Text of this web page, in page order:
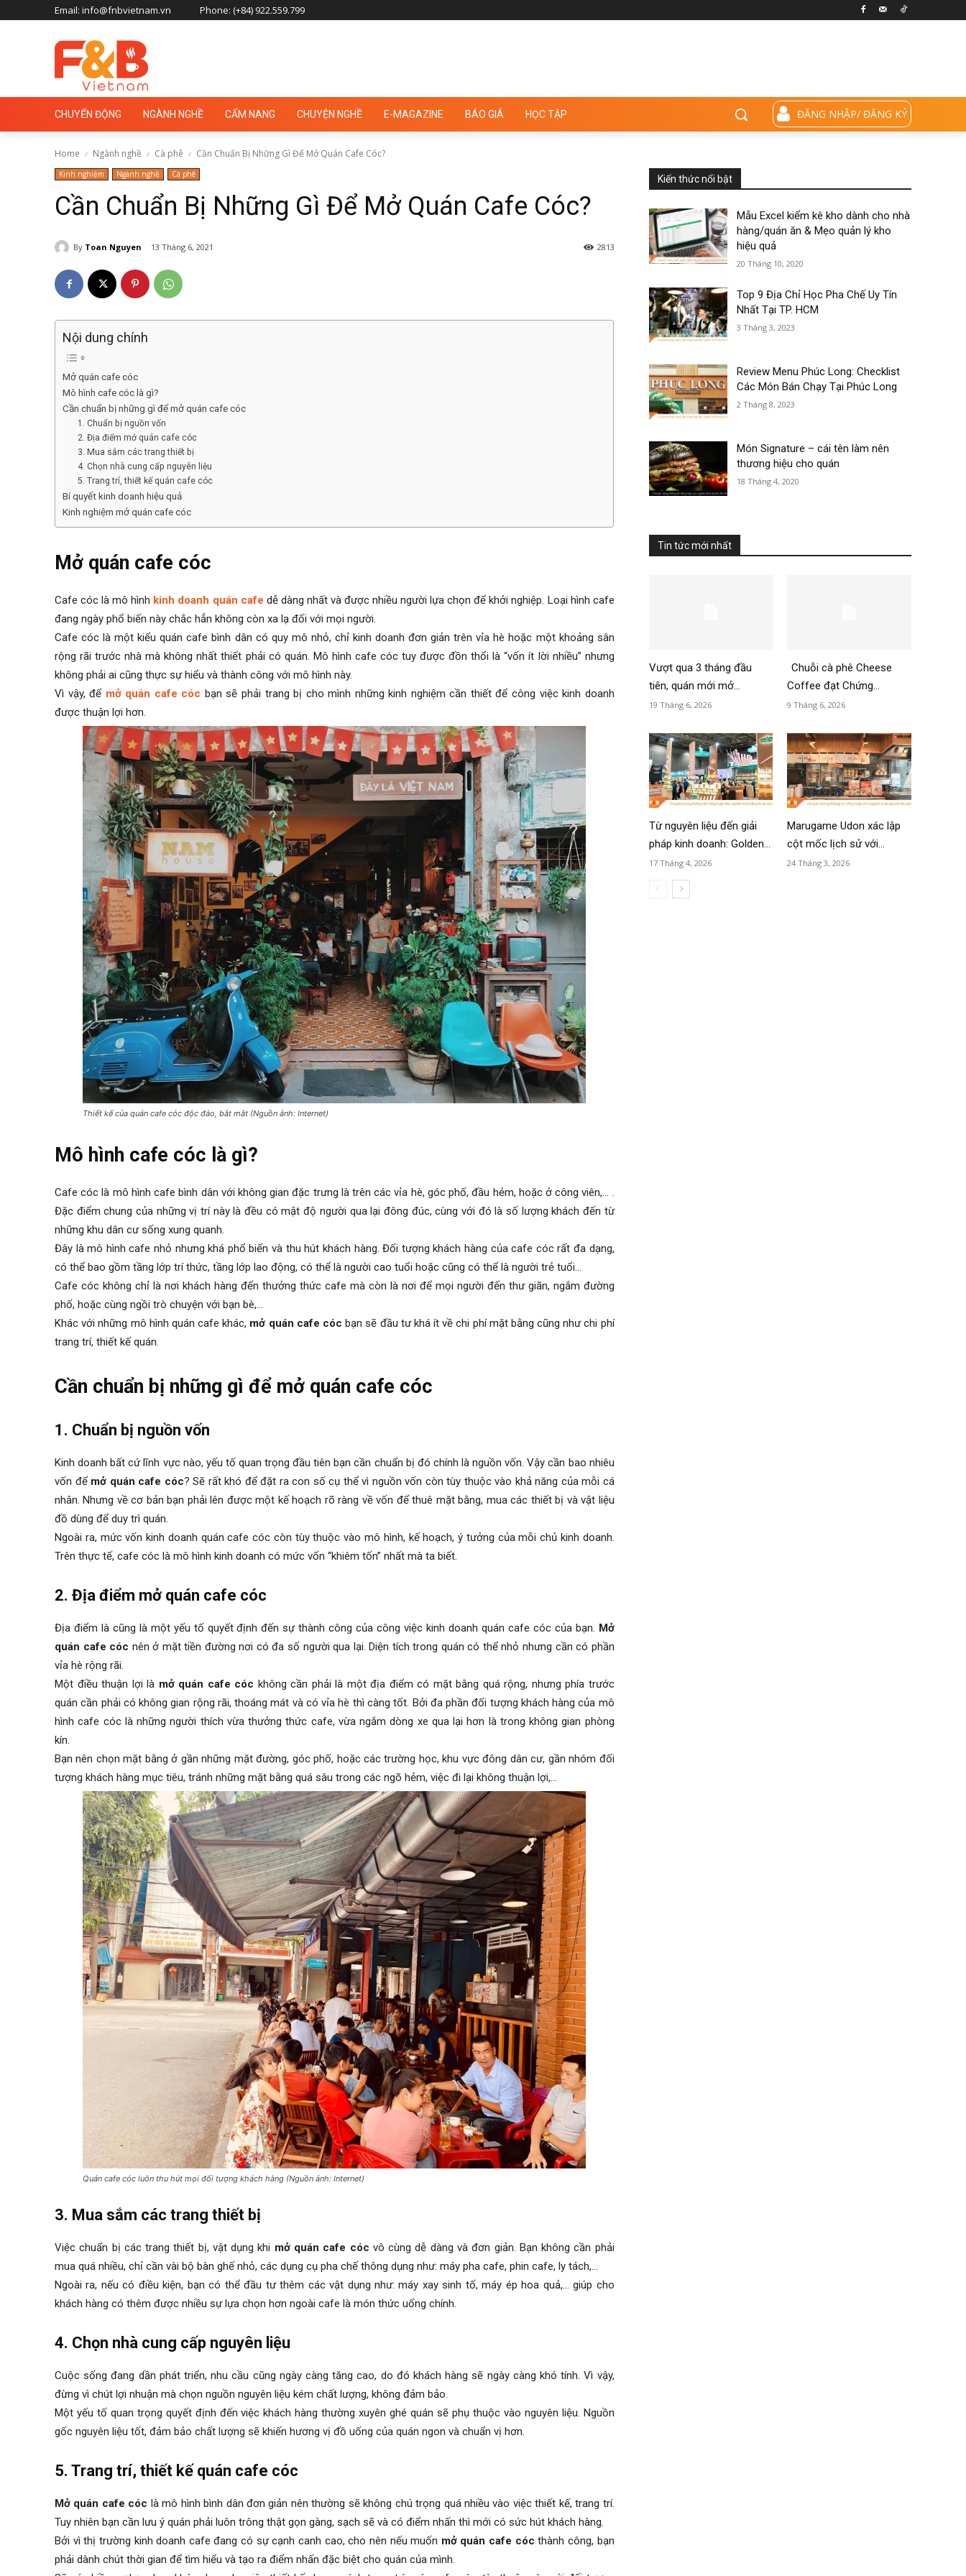
Email: info@fnbvietnam.vn Phone: (+84) 922.559.799
CHUYỂN ĐỘNG NGÀNH NGHỀ CẨM NANG CHUYỆN NGHỀ E-MAGAZINE BÁO GIÁ HỌC TẬP ĐĂNG NHẬP/ ĐĂNG KÝ
Home Ngành nghề Cà phê Cần Chuẩn Bị Những Gì Để Mở Quán Cafe Cóc?
Kinh nghiệm Ngành nghề Cà phê
Cần Chuẩn Bị Những Gì Để Mở Quán Cafe Cóc?
By Toan Nguyen 13 Tháng 6, 2021 2813
Nội dung chính
Mở quán cafe cóc
Mô hình cafe cóc là gì?
Cần chuẩn bị những gì để mở quán cafe cóc
1. Chuẩn bị nguồn vốn
2. Địa điểm mở quán cafe cóc
3. Mua sắm các trang thiết bị
4. Chọn nhà cung cấp nguyên liệu
5. Trang trí, thiết kế quán cafe cóc
Bí quyết kinh doanh hiệu quả
Kinh nghiệm mở quán cafe cóc
Mở quán cafe cóc
Cafe cóc là mô hình kinh doanh quán cafe dễ dàng nhất và được nhiều người lựa chọn để khởi nghiệp. Loại hình cafe
đang ngày phổ biến này chắc hẳn không còn xa lạ đối với mọi người.
Cafe cóc là một kiểu quán cafe bình dân có quy mô nhỏ, chỉ kinh doanh đơn giản trên vỉa hè hoặc một khoảng sân
rộng rãi trước nhà mà không nhất thiết phải có quán. Mô hình cafe cóc tuy được đồn thổi là “vốn ít lời nhiều” nhưng
không phải ai cũng thực sự hiểu và thành công với mô hình này.
Vì vậy, để mở quán cafe cóc bạn sẽ phải trang bị cho mình những kinh nghiệm cần thiết để công việc kinh doanh
được thuận lợi hơn.
Thiết kế của quán cafe cóc độc đáo, bắt mắt (Nguồn ảnh: Internet)
Mô hình cafe cóc là gì?
Cafe cóc là mô hình cafe bình dân với không gian đặc trưng là trên các vỉa hè, góc phố, đầu hẻm, hoặc ở công viên,… .
Đặc điểm chung của những vị trí này là đều có mật độ người qua lại đông đúc, cùng với đó là số lượng khách đến từ
những khu dân cư sống xung quanh.
Đây là mô hình cafe nhỏ nhưng khá phổ biến và thu hút khách hàng. Đối tượng khách hàng của cafe cóc rất đa dạng,
có thể bao gồm tầng lớp trí thức, tầng lớp lao động, có thể là người cao tuổi hoặc cũng có thể là người trẻ tuổi…
Cafe cóc không chỉ là nơi khách hàng đến thưởng thức cafe mà còn là nơi để mọi người đến thư giãn, ngắm đường
phố, hoặc cùng ngồi trò chuyện với bạn bè,…
Khác với những mô hình quán cafe khác, mở quán cafe cóc bạn sẽ đầu tư khá ít về chi phí mặt bằng cũng như chi phí
trang trí, thiết kế quán.
Cần chuẩn bị những gì để mở quán cafe cóc
1. Chuẩn bị nguồn vốn
Kinh doanh bất cứ lĩnh vực nào, yếu tố quan trọng đầu tiên bạn cần chuẩn bị đó chính là nguồn vốn. Vậy cần bao nhiêu
vốn để mở quán cafe cóc? Sẽ rất khó để đặt ra con số cụ thể vì nguồn vốn còn tùy thuộc vào khả năng của mỗi cá
nhân. Nhưng về cơ bản bạn phải lên được một kế hoạch rõ ràng về vốn để thuê mặt bằng, mua các thiết bị và vật liệu
đồ dùng để duy trì quán.
Ngoài ra, mức vốn kinh doanh quán cafe cóc còn tùy thuộc vào mô hình, kế hoạch, ý tưởng của mỗi chủ kinh doanh.
Trên thực tế, cafe cóc là mô hình kinh doanh có mức vốn “khiêm tốn” nhất mà ta biết.
2. Địa điểm mở quán cafe cóc
Địa điểm là cũng là một yếu tố quyết định đến sự thành công của công việc kinh doanh quán cafe cóc của bạn. Mở
quán cafe cóc nên ở mặt tiền đường nơi có đa số người qua lại. Diện tích trong quán có thể nhỏ nhưng cần có phần
vỉa hè rộng rãi.
Một điều thuận lợi là mở quán cafe cóc không cần phải là một địa điểm có mặt bằng quá rộng, nhưng phía trước
quán cần phải có không gian rộng rãi, thoáng mát và có vỉa hè thì càng tốt. Bởi đa phần đối tượng khách hàng của mô
hình cafe cóc là những người thích vừa thưởng thức cafe, vừa ngắm dòng xe qua lại hơn là trong không gian phòng
kín.
Bạn nên chọn mặt bằng ở gần những mặt đường, góc phố, hoặc các trường học, khu vực đông dân cư, gần nhóm đối
tượng khách hàng mục tiêu, tránh những mặt bằng quá sâu trong các ngõ hẻm, việc đi lại không thuận lợi,…
Quán cafe cóc luôn thu hút mọi đối tượng khách hàng (Nguồn ảnh: Internet)
3. Mua sắm các trang thiết bị
Việc chuẩn bị các trang thiết bị, vật dụng khi mở quán cafe cóc vô cùng dễ dàng và đơn giản. Bạn không cần phải
mua quá nhiều, chỉ cần vài bộ bàn ghế nhỏ, các dụng cụ pha chế thông dụng như: máy pha cafe, phin cafe, ly tách,…
Ngoài ra, nếu có điều kiện, bạn có thể đầu tư thêm các vật dụng như: máy xay sinh tố, máy ép hoa quả,… giúp cho
khách hàng có thêm được nhiều sự lựa chọn hơn ngoài cafe là món thức uống chính.
4. Chọn nhà cung cấp nguyên liệu
Cuộc sống đang dần phát triển, nhu cầu cũng ngày càng tăng cao, do đó khách hàng sẽ ngày càng khó tính. Vì vậy,
đừng vì chút lợi nhuận mà chọn nguồn nguyên liệu kém chất lượng, không đảm bảo.
Một yếu tố quan trọng quyết định đến việc khách hàng thường xuyên ghé quán sẽ phụ thuộc vào nguyên liệu. Nguồn
gốc nguyên liệu tốt, đảm bảo chất lượng sẽ khiến hương vị đồ uống của quán ngon và chuẩn vị hơn.
5. Trang trí, thiết kế quán cafe cóc
Mở quán cafe cóc là mô hình bình dân đơn giản nên thường sẽ không chú trọng quá nhiều vào việc thiết kế, trang trí.
Tuy nhiên bạn cần lưu ý quán phải luôn trông thật gọn gàng, sạch sẽ và có điểm nhấn thì mới có sức hút khách hàng.
Bởi vì thị trường kinh doanh cafe đang có sự cạnh canh cao, cho nên nếu muốn mở quán cafe cóc thành công, bạn
phải dành chút thời gian để tìm hiểu và tạo ra điểm nhấn đặc biệt cho quán của mình.
Kiến thức nổi bật
Mẫu Excel kiểm kê kho dành cho nhà
hàng/quán ăn & Mẹo quản lý kho
hiệu quả
20 Tháng 10, 2020
Top 9 Địa Chỉ Học Pha Chế Uy Tín
Nhất Tại TP. HCM
3 Tháng 3, 2023
Review Menu Phúc Long: Checklist
Các Món Bán Chạy Tại Phúc Long
2 Tháng 8, 2023
Món Signature – cái tên làm nên
thương hiệu cho quán
18 Tháng 4, 2020
Tin tức mới nhất
Vượt qua 3 tháng đầu
tiên, quán mới mở...
19 Tháng 6, 2026
Chuỗi cà phê Cheese
Coffee đạt Chứng...
9 Tháng 6, 2026
Từ nguyên liệu đến giải
pháp kinh doanh: Golden...
17 Tháng 4, 2026
Marugame Udon xác lập
cột mốc lịch sử với...
24 Tháng 3, 2026